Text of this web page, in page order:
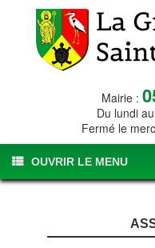
Mairie :
Du lundi
Fermé le
OUVRIR LE MENU